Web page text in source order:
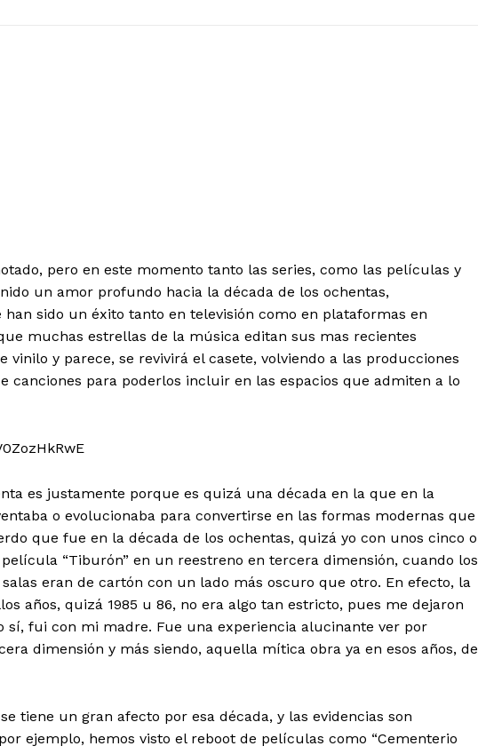
pero en este momento tanto las series, como las películas y
un amor profundo hacia la década de los ochentas,
sido un éxito tanto en televisión como en plataformas en
muchas estrellas de la música editan sus mas recientes
y parece, se revivirá el casete, volviendo a las producciones
canciones para poderlos incluir en las espacios que admiten a lo
es justamente porque es quizá una década en la que en la
o evolucionaba para convertirse en las formas modernas que
que fue en la década de los ochentas, quizá yo con unos cinco o
“Tiburón” en un reestreno en tercera dimensión, cuando los
eran de cartón con un lado más oscuro que otro. En efecto, la
años, quizá 1985 u 86, no era algo tan estricto, pues me dejaron
sí, fui con mi madre. Fue una experiencia alucinante ver por
dimensión y más siendo, aquella mítica obra ya en esos años, de
tiene un gran afecto por esa década, y las evidencias son
ejemplo, hemos visto el reboot de películas como “Cementerio